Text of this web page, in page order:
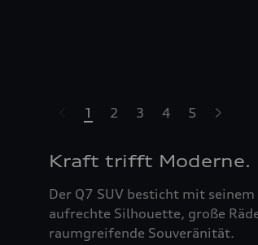
1 2 3 4 5
Kraft trifft Moderne.
Der Q7 SUV besticht mit
aufrechte Silhouette, große
raumgreifende Souveränität.